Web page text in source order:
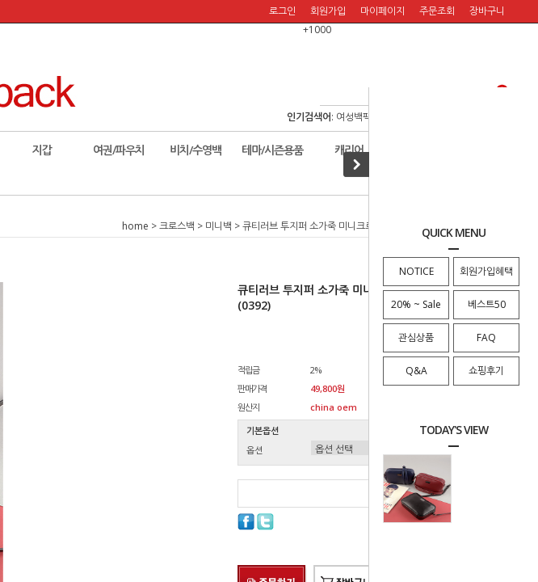
QUICK MENU
NOTICE 회원가입혜택
20% ~ Sale 베스트50
관심상품 FAQ
Q&A 쇼핑후기
TODAY'S VIEW
로그인
회원가입
+1000
마이페이지 주문조회 장바구니
인기검색어: 여성백팩
지갑 여권/파우치 비치/수영백 테마/시즌용품 캐리어
home >크로스백 > 미니백 > 큐티러브 투지퍼 소가죽 미니크로스백 여성미니크로스백 (0392)
큐티러브 투지퍼 소가죽 미니크로스백 여성미니크로스백
(0392)
적립금
2%
판매가격
49,800원
원산지
china oem
기본옵션
옵션
총 상품 금액